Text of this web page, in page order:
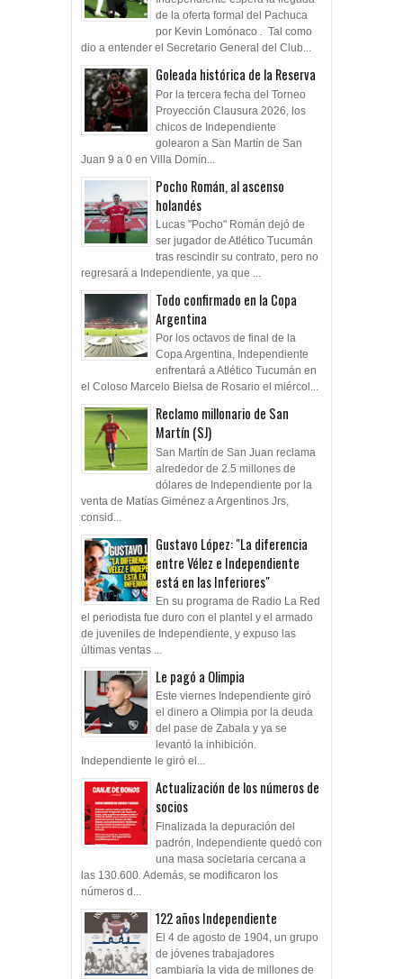
de la oferta formal del Pachuca
por Kevin Lomónaco . Tal como
dio a entender el Secretario General del Club...
Goleada histórica de la Reserva
Por la tercera fecha del Torneo
Proyección Clausura 2026, los
chicos de Independiente
golearon a San Martín de San
Juan 9 a 0 en Villa Domín...
Pocho Román, al ascenso
holandés
Lucas "Pocho" Román dejó de
ser jugador de Atlético Tucumán
tras rescindir su contrato, pero no
regresará a Independiente, ya que ...
Todo confirmado en la Copa
Argentina
Por los octavos de final de la
Copa Argentina, Independiente
enfrentará a Atlético Tucumán en
el Coloso Marcelo Bielsa de Rosario el miércol...
Reclamo millonario de San
Martín (SJ)
San Martín de San Juan reclama
alrededor de 2.5 millones de
dólares de Independiente por la
venta de Matías Giménez a Argentinos Jrs,
consid...
Gustavo López: "La diferencia
entre Vélez e Independiente
está en las Inferiores"
En su programa de Radio La Red
el periodista fue duro con el plantel y el armado
de juveniles de Independiente, y expuso las
últimas ventas ...
Le pagó a Olimpia
Este viernes Independiente giró
el dinero a Olimpia por la deuda
del pase de Zabala y ya se
levantó la inhibición.
Independiente le giró el...
Actualización de los números de
socios
Finalizada la depuración del
padrón, Independiente quedó con
una masa societaria cercana a
las 130.600. Además, se modificaron los
números d...
122 años Independiente
El 4 de agosto de 1904, un grupo
de jóvenes trabajadores
cambiaría la vida de millones de